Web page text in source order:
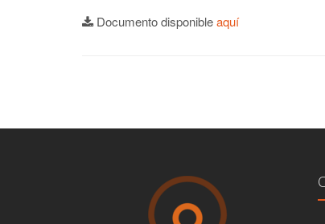
Documento disponibleaquí